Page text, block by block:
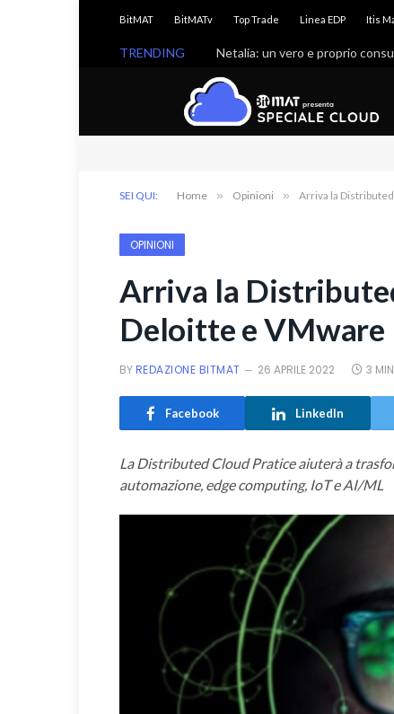
BitMAT BitMATv Top Trade Linea EDP Itis
TRENDING Netalia: un vero e proprio
SEI QUI: Home » Opinioni » Arriva la
OPINIONI
Arriva la
Deloitte e VMware
BYREDAZIONE BITMAT 26 APRILE 2022 3
Facebook LinkedIn
La Distributed Cloud Pratice aiuterà a
automazione, edge computing, IoT e AI/ML